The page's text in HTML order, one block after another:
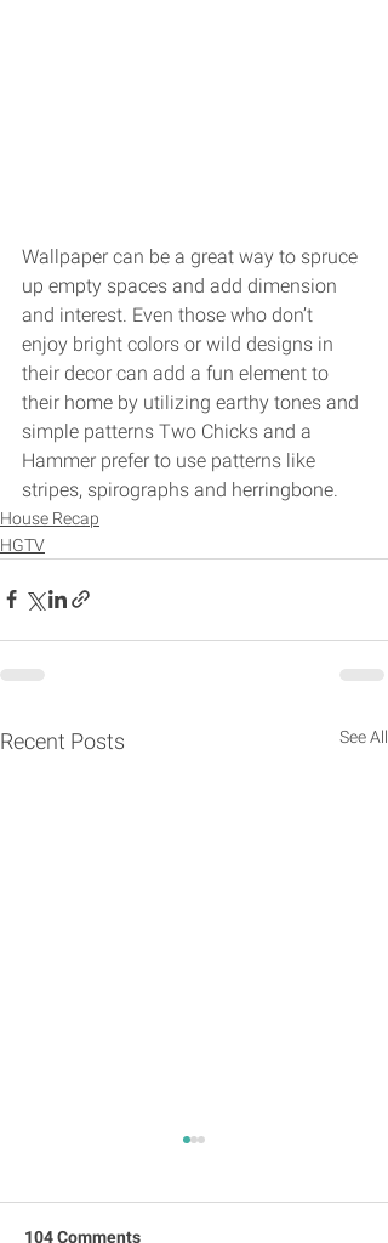
Wallpaper can be a great way to spruce
up empty spaces and add dimension
and interest. Even those who don’t
enjoy bright colors or wild designs in
their decor can add a fun element to
their home by utilizing earthy tones and
simple patterns Two Chicks and a
Hammer prefer to use patterns like
stripes, spirographs and herringbone.
House Recap
HGTV
Recent Posts See All
104 Comments